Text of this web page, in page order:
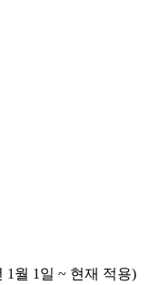
1월 1일 ~ 현재 적용)